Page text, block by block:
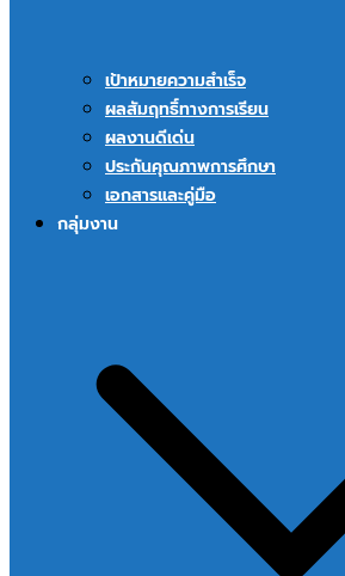
เป้าหมายความสำเร็จ
ผลสัมฤทธิ์ทางการเรียน
ผลงานดีเด่น
ประกันคุณภาพการศึกษา
เอกสารและคู่มือ
กลุ่มงาน